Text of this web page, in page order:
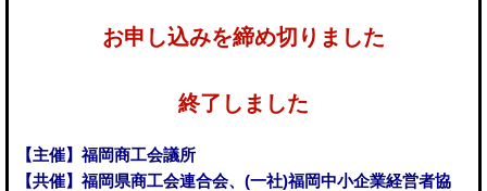
お申し込みを締め切りました
終了しました
【主催】福岡商工会議所
【共催】福岡県商工会連合会、(一社)福岡中小企業経営者協